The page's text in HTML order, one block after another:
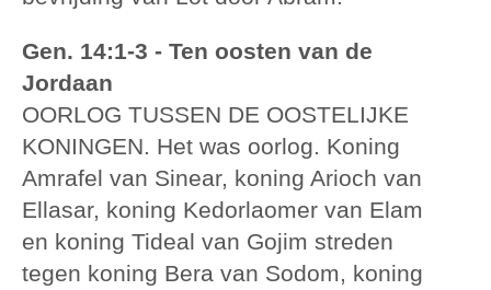
Gen. 14:1-3 - Ten oosten van de
Jordaan
OORLOG TUSSEN DE OOSTELIJKE
KONINGEN. Het was oorlog. Koning
Amrafel van Sinear, koning Arioch van
Ellasar, koning Kedorlaomer van Elam
en koning Tideal van Gojim streden
tegen koning Bera van Sodom, koning